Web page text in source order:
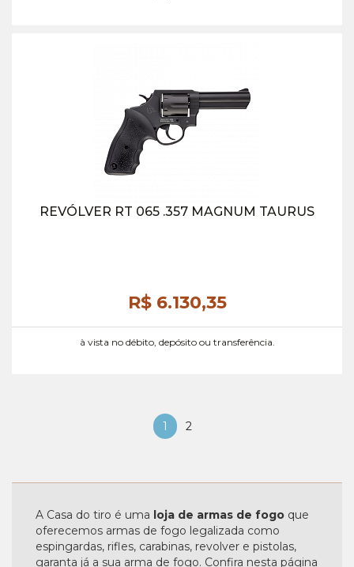
REVÓLVER RT 065 .357 MAGNUM TAURUS
R$ 6.130,35
à vista no débito, depósito ou transferência.
1 2
A Casa do tiro é uma loja de armas de fogo que
oferecemos armas de fogo legalizada como
espingardas, rifles, carabinas, revolver e pistolas,
garanta já a sua arma de fogo. Confira nesta página